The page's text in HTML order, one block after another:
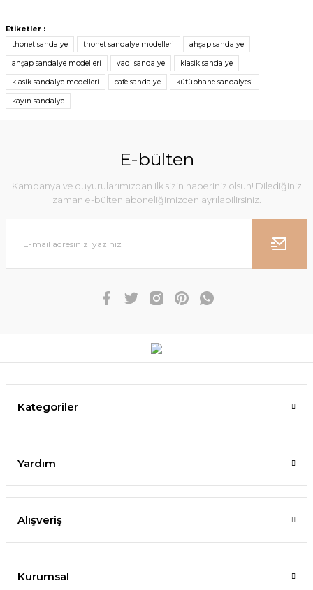
Etiketler :
thonet sandalye
thonet sandalye modelleri ahşap sandalye
ahşap sandalye modelleri vadi sandalye klasik sandalye
klasik sandalye modelleri cafe sandalye kütüphane sandalyesi
kayın sandalye
E-bülten
Kampanya ve duyurularımızdan ilk sizin haberiniz olsun! Dilediğiniz
zaman e-bülten aboneliğimizden ayrılabilirsiniz.
Kategoriler
Yardım
Alışveriş
Kurumsal